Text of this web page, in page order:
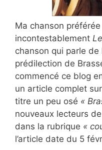
Ma chanson
incontestablement
chanson qui parle
prédilection de
commencé ce blog
un article complet
titre un peu osé «
nouveaux lecteurs
dans la rubrique «
l’article date du 5